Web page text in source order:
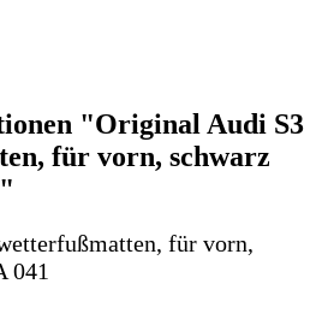
"Original Audi S3
für vorn, schwarz
für vorn,
041